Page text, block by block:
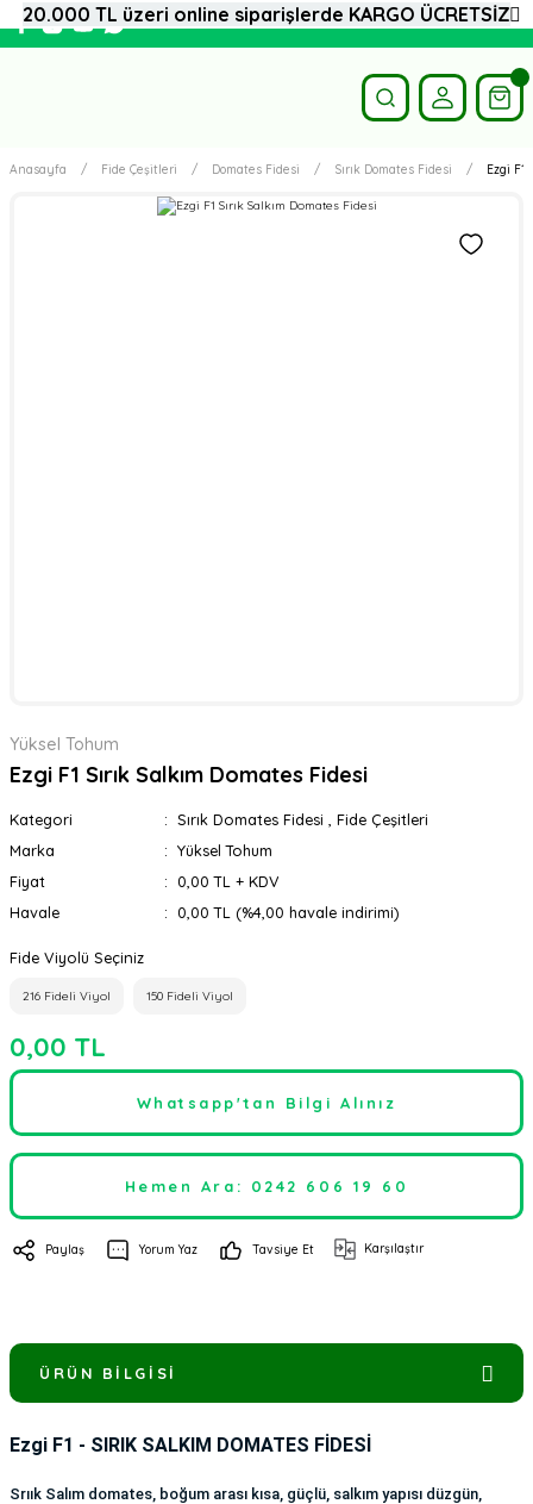
Anasayfa Fide Çeşitleri Domates Fidesi Sırık Domates Fidesi Ezgi F1
Yüksel Tohum
Ezgi F1 Sırık Salkım Domates Fidesi
Kategori Sırık Domates Fidesi
Fide Çeşitleri
Marka
Yüksel Tohum
Fiyat
0,00 TL + KDV
Havale
0,00 TL (%4,00 havale indirimi)
Fide Viyolü Seçiniz
216 Fideli Viyol 150 Fideli Viyol
0,00 TL
Whatsapp'tan Bilgi Alınız
Hemen Ara: 0242 606 19 60
Paylaş Yorum Yaz Tavsiye Et Karşılaştır
ÜRÜN BILGISI
Ezgi F1 - SIRIK SALKIM DOMATES FİDESİ
Srıık Salım domates, boğum arası kısa, güçlü, salkım yapısı düzgün,
20.000 TL üzeri online siparişlerde KARGO ÜCRETSİZ